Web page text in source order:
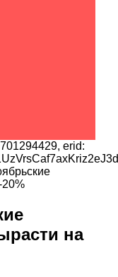
, erid:
20%
на